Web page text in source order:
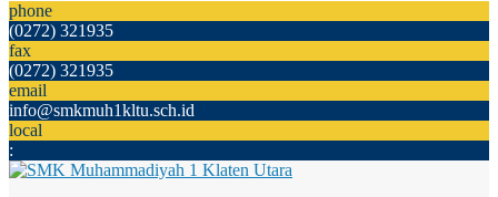
phone
(0272) 321935
fax
(0272) 321935
email
info@smkmuh1kltu.sch.id
local
: